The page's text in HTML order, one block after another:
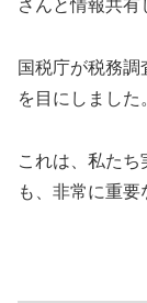
さんと情報共有
国税庁が税務
を目にしました
これは、私た
も、非常に重要